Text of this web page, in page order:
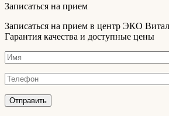
Записаться на прием
Записаться на прием в центр ЭКО
Гарантия качества и доступные цены